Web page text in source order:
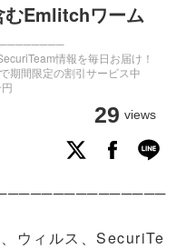
むEmlitchワーム
情報を毎日お届け！
間限定の割引サービス中
29 views
ウィルス、SecuriTe